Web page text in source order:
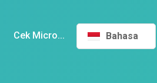
Cek Micro... Bahasa